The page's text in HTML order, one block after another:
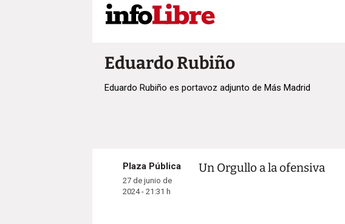
Eduardo Rubiño
Eduardo Rubiño es portavoz adjunto de Más Madrid
Plaza Pública
27 de junio de
2024 - 21:31 h
Un Orgullo a la ofensiva